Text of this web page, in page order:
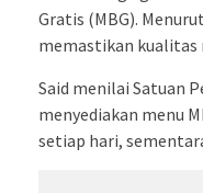
Gratis (MBG).
memastikan
Said menilai Satuan
menyediakan menu
setiap hari,